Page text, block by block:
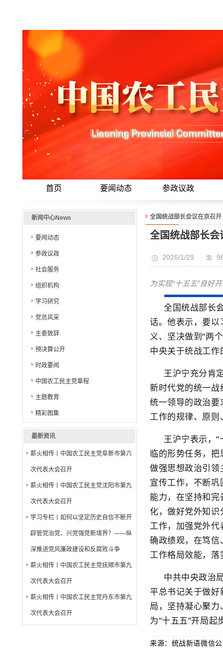
首页 要闻动态 参政议政
新闻中心News
要闻动态
参政议政
社会服务
组织机构
学习研究
党员风采
主委致辞
预决算公开
时政要闻
中国农工民主党章程
主题教育
精彩图集
最新资讯
薪火相传丨中国农工民主党阜新市第六
次代表大会召开
薪火相传丨中国农工民主党沈阳市第九
次代表大会召开
学习专栏丨如何以坚定历史自信不断开
辟管党治党、兴党强党新境界？——纵
深推进党风廉政建设和反腐败斗争
薪火相传丨中国农工民主党抚顺市第九
次代表大会召开
薪火相传丨中国农工民主党丹东市第九
次代表大会召开
全国统战部长会议在京召
全国统战部长
2026/1/29
为实现“十五五”良好
全国统战部长
话。他表示，要以
义、坚决做到“两
中央关于统战工
王沪宁充分肯
新时代党的统一
统一领导的政治
工作的规律、原
王沪宁表示，
临的形势任务，
做强思想政治引
宣传工作，不断
能力，在坚持和
化，做好党外知
工作，加强党外
确政绩观，在笃
工作格局效能，
中共中央政治
平总书记关于做
局，坚持凝心聚
为“十五五”开局
来源：统战新语微信